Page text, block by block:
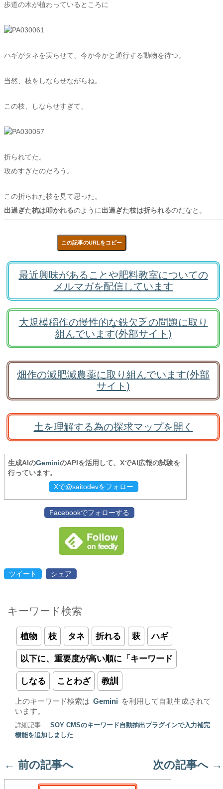
歩道の木が植わっているところに
ハギがタネを実らせて、今か今かと通行する動物を待つ。
当然、枝をしならせながらね。
この枝、しならせすぎて、
折られてた。
攻めすぎたのだろう。
この折られた枝を見て思った。
出過ぎた杭は叩かれるのように出過ぎた枝は折られるのだなと。
この記事のURLをコピー
最近興味があることや肥料教室についての
メルマガを配信しています
大規模稲作の慢性的な鉄欠乏の問題に取り
組んでいます(外部サイト)
畑作の減肥減農薬に取り組んでいます(外部
サイト)
土を理解する為の探求マップを開く
生成AIのGeminiのAPIを活用して、XでAI広報の試験を
行っています。
Xで@saitodevをフォロー
Facebookでフォローする
ツイート シェア
キーワード検索
植物 枝 タネ 折れる 萩 ハギ
以下に、重要度が高い順に「キーワード
しなる ことわざ 教訓
上のキーワード検索は Gemini
を利用して自動生成されて
います。
詳細記事 :
SOY CMSのキーワード自動抽出プラグインで入力補完
機能を追加しました
← 前の記事へ 次の記事へ →